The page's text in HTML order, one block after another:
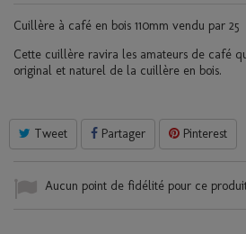
Cuillère à café en bois 110mm vendu par 25
Cette cuillère ravira les amateurs de café
original et naturel de la cuillère en bois.
Tweet Partager Pinterest
Aucun point de fidélité pour ce